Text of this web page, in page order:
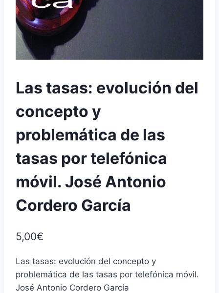
Las tasas: evolución del
concepto y
problemática de las
tasas por telefónica
móvil. José Antonio
Cordero García
5,00€
Las tasas: evolución del concepto y
problemática de las tasas por telefónica móvil.
José Antonio Cordero García